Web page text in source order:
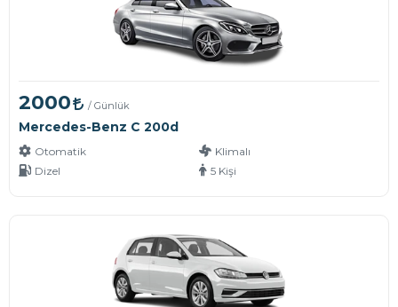
2000 / Günlük
Mercedes-Benz C 200d
Otomatik
Klimalı
Dizel
5 Kişi